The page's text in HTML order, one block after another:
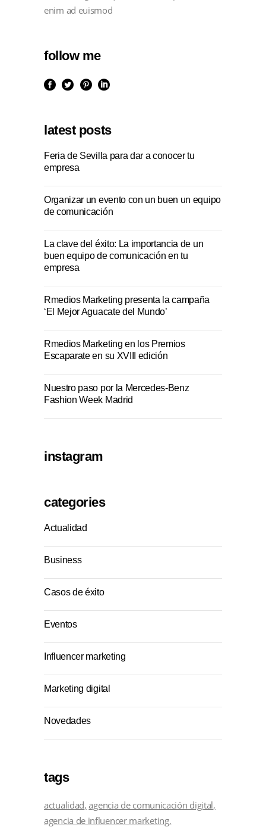
enim ad euismod
follow me
latest posts
Feria de Sevilla para dar a conocer tu
empresa
Organizar un evento con un buen un equipo
de comunicación
La clave del éxito: La importancia de un
buen equipo de comunicación en tu
empresa
Rmedios Marketing presenta la campaña
‘El Mejor Aguacate del Mundo’
Rmedios Marketing en los Premios
Escaparate en su XVIII edición
Nuestro paso por la Mercedes-Benz
Fashion Week Madrid
instagram
categories
Actualidad
Business
Casos de éxito
Eventos
Influencer marketing
Marketing digital
Novedades
tags
actualidad agencia de comunicación digital
agencia de influencer marketing